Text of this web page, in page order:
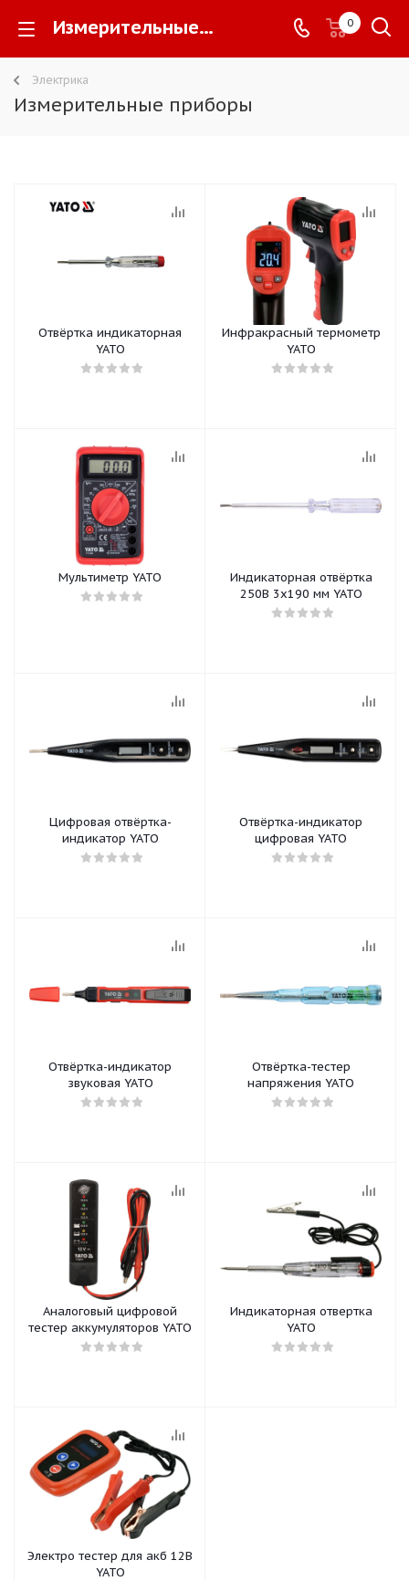
Измерительные приборы - 0
Электрика
Измерительные приборы
Отвёртка индикаторная
YATO
Инфракрасный термометр
YATO
Мультиметр YATO
Индикаторная отвёртка
250В 3х190 мм YATO
Цифровая отвёртка-
индикатор YATO
Отвёртка-индикатор
цифровая YATO
Отвёртка-индикатор
звуковая YATO
Отвёртка-тестер
напряжения YATO
Аналоговый цифровой
тестер аккумуляторов YATO
Индикаторная отвертка
YATO
Электро тестер для акб 12В
YATO